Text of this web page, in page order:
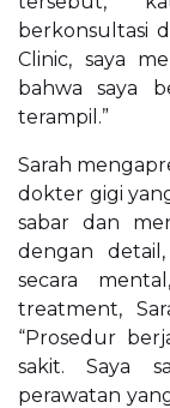
berkonsultasi
Clinic, saya
bahwa saya
terampil.”
Sarah
dokter gigi
sabar dan
dengan
secara
treatment,
“Prosedur
sakit. Saya
perawatan